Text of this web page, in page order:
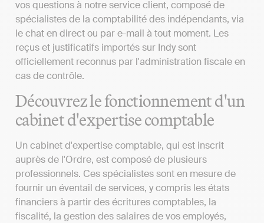
vos questions à notre service client, composé de
spécialistes de la comptabilité des indépendants, via
le chat en direct ou par e-mail à tout moment. Les
reçus et justificatifs importés sur Indy sont
officiellement reconnus par l'administration fiscale en
cas de contrôle.
Découvrez le fonctionnement d'un
cabinet d'expertise comptable
Un cabinet d'expertise comptable, qui est inscrit
auprès de l'Ordre, est composé de plusieurs
professionnels. Ces spécialistes sont en mesure de
fournir un éventail de services, y compris les états
financiers à partir des écritures comptables, la
fiscalité, la gestion des salaires de vos employés,